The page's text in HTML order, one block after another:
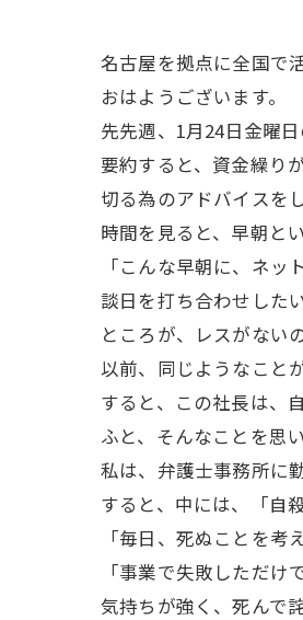
名古屋を拠点に全国で
おはようございます。
先先週、1月24日金曜
要約すると、資金繰り
切る為のアドバイスを
時間を見ると、早朝と
「こんな早朝に、ネ
談日を打ち合わせした
ところが、レスがない
以前、同じようなこと
すると、この社長は、
ふと、そんなことを思
私は、弁護士事務所に
すると、中には、「自
「毎日、死ぬことを考
「事業で失敗しただ
気持ちが強く、死んで